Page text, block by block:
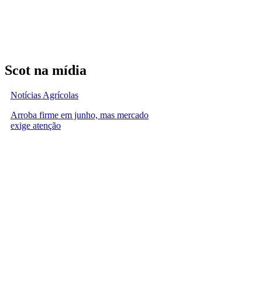
Scot na mídia
Notícias Agrícolas
Arroba firme em junho, mas mercado
exige atenção